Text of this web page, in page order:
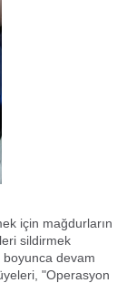
için mağdurların
sildirmek
boyunca devam
"Operasyon